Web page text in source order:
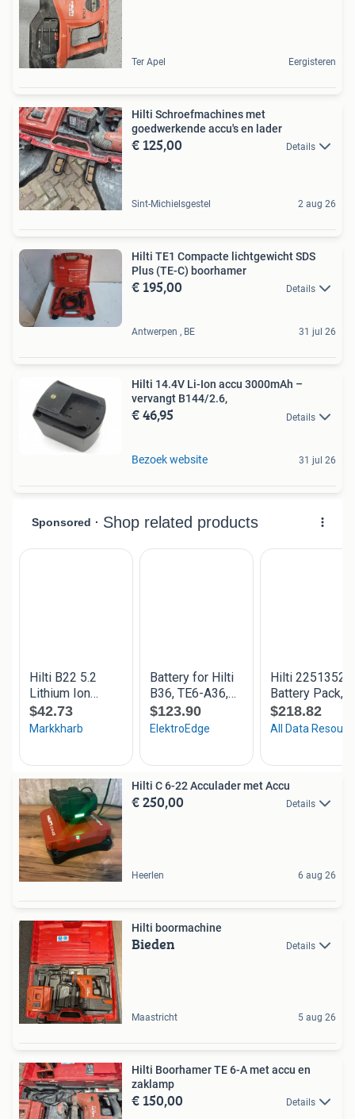
Ter Apel Eergisteren
Hilti Schroefmachines met
goedwerkende accu's en lader
€ 125,00 Details
Sint-Michielsgestel 2 aug 26
Hilti TE1 Compacte lichtgewicht SDS
Plus (TE-C) boorhamer
€ 195,00 Details
Antwerpen , BE 31 jul 26
Hilti 14.4V Li-Ion accu 3000mAh –
vervangt B144/2.6,
€ 46,95 Details
Bezoek website 31 jul 26
Hilti C 6-22 Acculader met Accu
€ 250,00 Details
Heerlen 6 aug 26
Hilti boormachine
Bieden Details
Maastricht 5 aug 26
Hilti Boorhamer TE 6-A met accu en
zaklamp
€ 150,00 Details